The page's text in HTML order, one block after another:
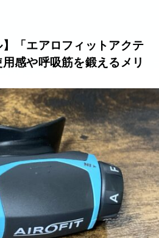
】「エアロフィットアクテ
感や呼吸筋を鍛えるメリ